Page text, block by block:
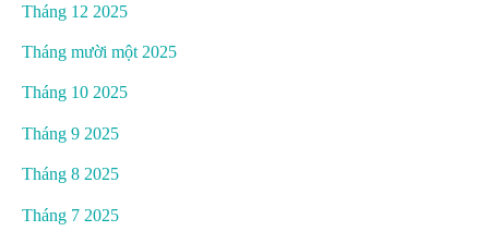
Tháng 12 2025
Tháng mười một 2025
Tháng 10 2025
Tháng 9 2025
Tháng 8 2025
Tháng 7 2025